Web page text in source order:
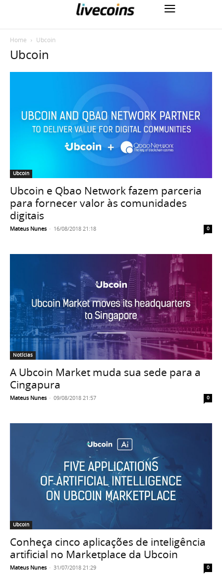
Home Ubcoin
Ubcoin
Ubcoin
Ubcoin e Qbao Network fazem parceria
para fornecer valor às comunidades
digitais
Mateus Nunes - 16/08/2018 21:18 0
Notícias
A Ubcoin Market muda sua sede para a
Cingapura
Mateus Nunes - 09/08/2018 21:57 0
Ubcoin
Conheça cinco aplicações de inteligência
artificial no Marketplace da Ubcoin
Mateus Nunes - 31/07/2018 21:29 0